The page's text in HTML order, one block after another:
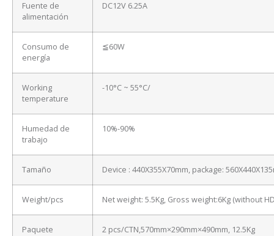
Fuente de
alimentación
DC12V 6.25A
Consumo de
energía
≦60W
Working
temperature
-10°C ~ 55°C/
Humedad de
trabajo
10%-90%
Tamaño Device : 440X355X70mm, package:
Weight/pcs Net weight: 5.5Kg, Gross weight:6Kg (without
Paquete 2 pcs/CTN,570mm×290mm×490mm, 12.5Kg